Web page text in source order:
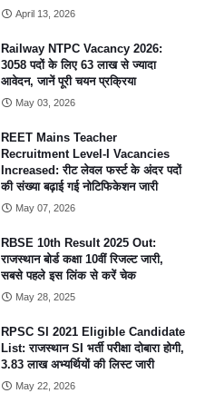
April 13, 2026
Railway NTPC Vacancy 2026:
3058 पदों के लिए 63 लाख से ज्यादा
आवेदन, जानें पूरी चयन प्रक्रिया
May 03, 2026
REET Mains Teacher
Recruitment Level-I Vacancies
Increased: रीट लेवल फर्स्ट के अंदर पदों
की संख्या बढ़ाई गई नोटिफिकेशन जारी
May 07, 2026
RBSE 10th Result 2025 Out:
राजस्थान बोर्ड कक्षा 10वीं रिजल्ट जारी,
सबसे पहले इस लिंक से करें चेक
May 28, 2025
RPSC SI 2021 Eligible Candidate
List: राजस्थान SI भर्ती परीक्षा दोबारा होगी,
3.83 लाख अभ्यर्थियों की लिस्ट जारी
May 22, 2026